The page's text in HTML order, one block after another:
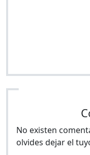
No existen
olvides dejar el